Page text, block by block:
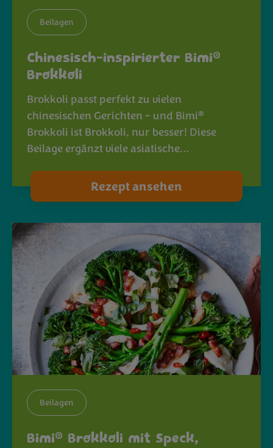
Beilagen
Chinesisch-inspirierter Bimi®
Brokkoli
Brokkoli passt perfekt zu vielen
chinesischen Gerichten - und Bimi®
Brokkoli ist Brokkoli, nur besser! Diese
Beilage ergänzt viele asiatische…
Rezept ansehen
Beilagen
Bimi® Brokkoli mit Speck,